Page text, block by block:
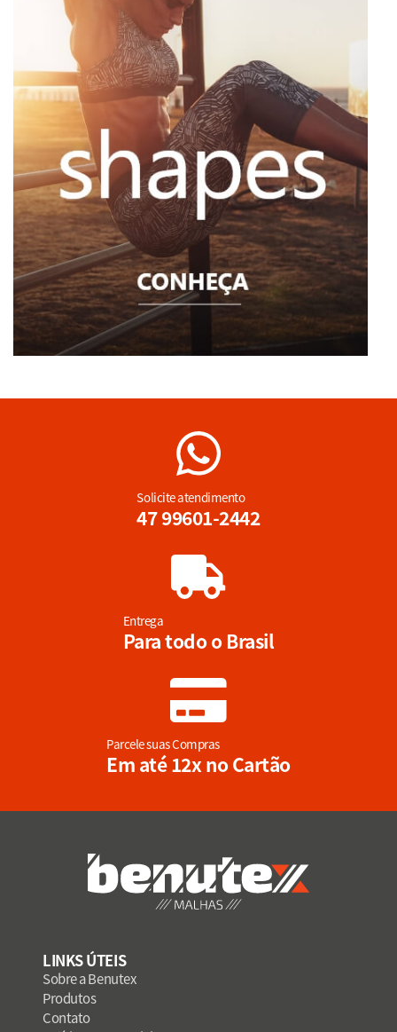
Solicite atendimento
47 99601-2442
Entrega
Para todo o Brasil
Parcele suas Compras
Em até 12x no Cartão
LINKS ÚTEIS
Sobre a Benutex
Produtos
Contato